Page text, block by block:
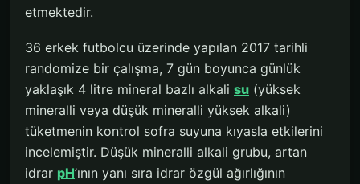
etmektedir.
36 erkek futbolcu üzerinde yapılan 2017 tarihli
randomize bir çalışma, 7 gün boyunca günlük
yaklaşık 4 litre mineral bazlı alkali su (yüksek
mineralli veya düşük mineralli yüksek alkali)
tüketmenin kontrol sofra suyuna kıyasla etkilerini
incelemiştir. Düşük mineralli alkali grubu, artan
idrar pH’ının yanı sıra idrar özgül ağırlığının